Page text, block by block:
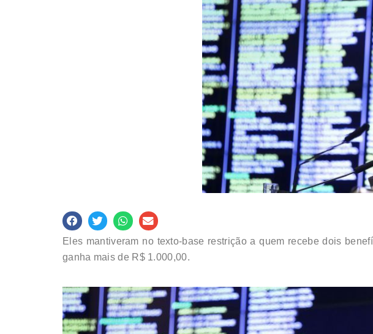
Eles mantiveram no texto-base restrição a quem recebe dois
ganha mais de R$ 1.000,00.